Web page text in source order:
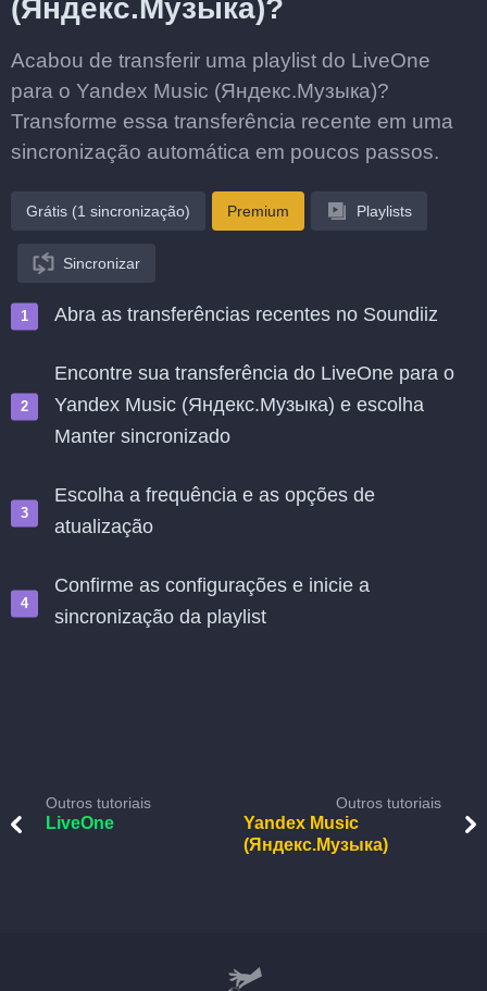
(Яндекс.Музыка)?
Acabou de transferir uma playlist do LiveOne
para o Yandex Music (Яндекс.Музыка)?
Transforme essa transferência recente em uma
sincronização automática em poucos passos.
Grátis (1 sincronização) Premium Playlists
Sincronizar
Abra as transferências recentes no Soundiiz
Encontre sua transferência do LiveOne para o
Yandex Music (Яндекс.Музыка) e escolha
Manter sincronizado
Escolha a frequência e as opções de
atualização
Confirme as configurações e inicie a
sincronização da playlist
Outros tutoriais
LiveOne
Outros tutoriais
Yandex Music
(Яндекс.Музыка)